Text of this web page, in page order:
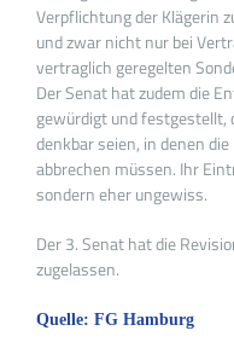
Verpflichtung der Klägerin
und zwar nicht nur bei
vertraglich geregelten
Der Senat hat zudem die
gewürdigt und
denkbar seien, in denen
abbrechen müssen. Ihr
sondern eher ungewiss.
Der 3. Senat hat die
zugelassen.
Quelle: FG Hamburg